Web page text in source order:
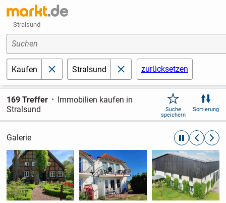
Stralsund
Suchen
Kaufen schließenStralsund schließenzurücksetzen
169 Treffer
Immobilien kaufen in
Stralsund
Suche
speichern
Sortierung
Galerie automatische